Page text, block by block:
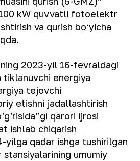
kW quvvatli fotoelektr
va qurish bo‘yicha
2023-yil 16-fevraldagi
energiya
tejovchi
etishni jadallashtirish
qarori ijrosi
ishlab chiqarish
qadar ishga tushirilgan
umumiy